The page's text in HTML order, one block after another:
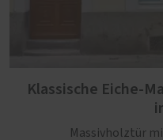
Klassische Eiche-
Massivholztür